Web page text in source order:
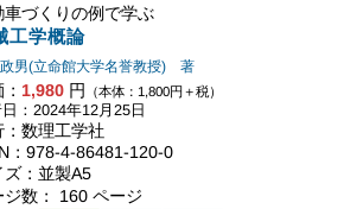
車づくりの例で学ぶ
工学概論
男(立命館大学名誉教授) 著
1,980 円 （本体：1,800円＋税）
：2024年12月25日
：数理工学社
：978-4-86481-120-0
ズ：並製A5
ジ数： 160 ページ